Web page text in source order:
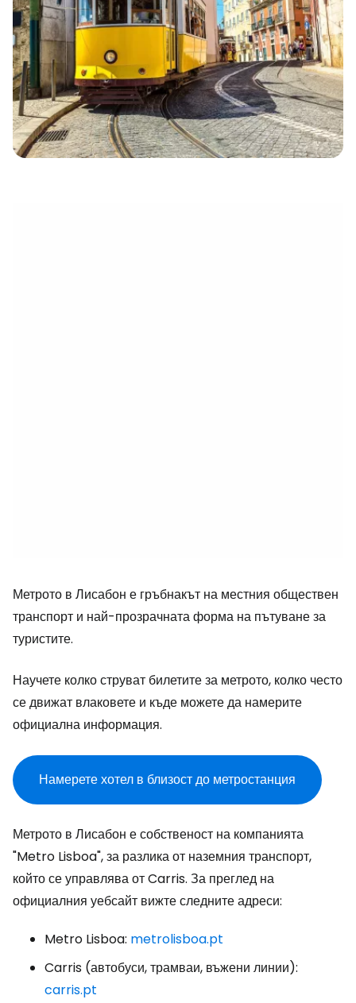
Метрото в Лисабон е гръбнакът на местния обществен
транспорт и най-прозрачната форма на пътуване за
туристите.
Научете колко струват билетите за метрото, колко често
се движат влаковете и къде можете да намерите
официална информация.
Намерете хотел в близост до метростанция
Метрото в Лисабон е собственост на компанията
"Metro Lisboa", за разлика от наземния транспорт,
който се управлява от Carris. За преглед на
официалния уебсайт вижте следните адреси:
Metro Lisboa: metrolisboa.pt
Carris (автобуси, трамваи, въжени линии):
carris.pt